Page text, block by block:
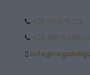
+39 011 9715272
+39 380 6441674